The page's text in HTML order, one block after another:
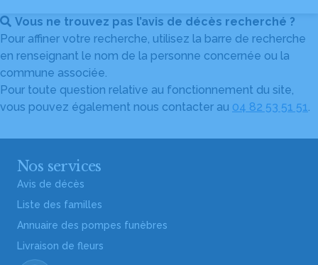
Vous ne trouvez pas l’avis de décès recherché ?
Pour affiner votre recherche, utilisez la barre de recherche
en renseignant le nom de la personne concernée ou la
commune associée.
Pour toute question relative au fonctionnement du site,
vous pouvez également nous contacter au 04 82 53 51 51.
Nos services
Avis de décès
Liste des familles
Annuaire des pompes funèbres
Livraison de fleurs